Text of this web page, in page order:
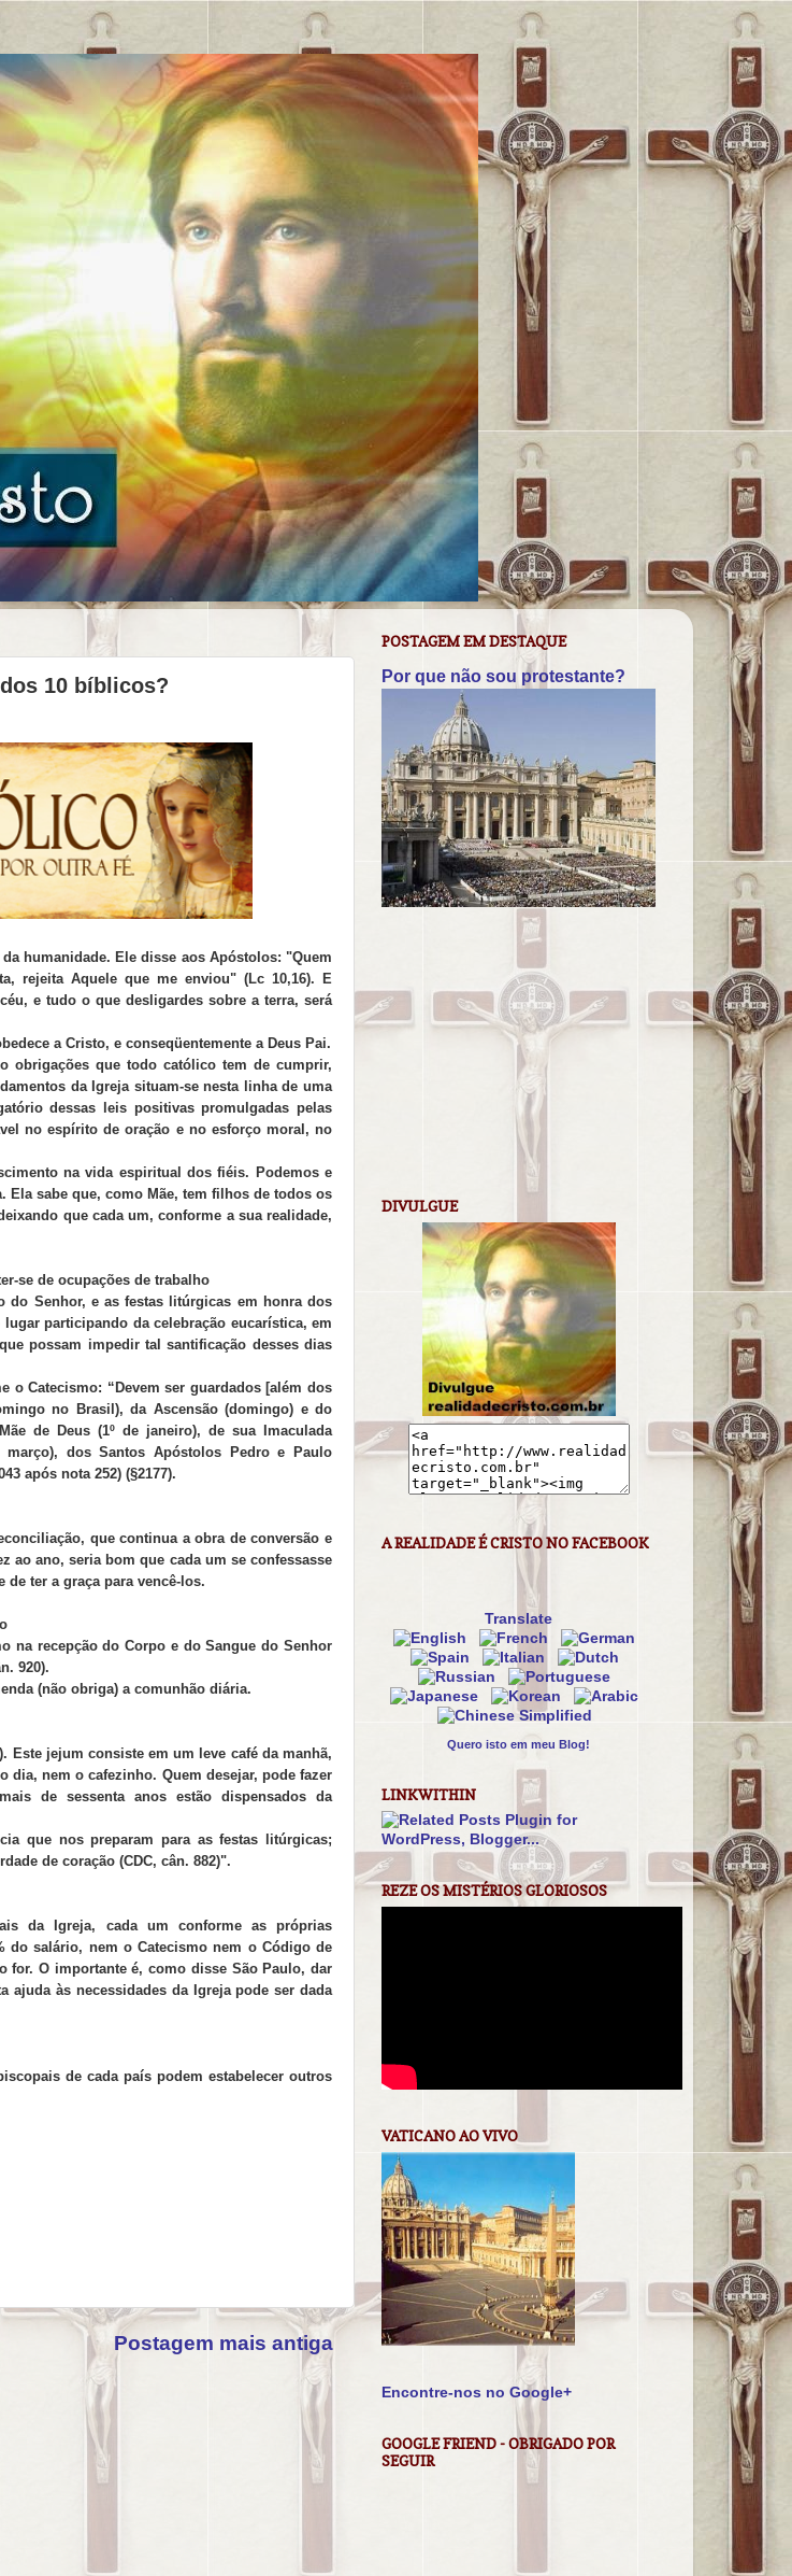
10 bíblicos?
humanidade. Ele disse aos Apóstolos: "Quem
rejeita Aquele que me enviou" (Lc 10,16). E
e tudo o que desligardes sobre a terra, será
a Cristo, e conseqüentemente a Deus Pai.
obrigações que todo católico tem de cumprir,
da Igreja situam-se nesta linha de uma
dessas leis positivas promulgadas pelas
no espírito de oração e no esforço moral, no
na vida espiritual dos fiéis. Podemos e
sabe que, como Mãe, tem filhos de todos os
que cada um, conforme a sua realidade,
se de ocupações de trabalho
do Senhor, e as festas litúrgicas em honra dos
participando da celebração eucarística, em
possam impedir tal santificação desses dias
o Catecismo: “Devem ser guardados [além dos
no Brasil), da Ascensão (domingo) e do
de Deus (1º de janeiro), de sua Imaculada
dos Santos Apóstolos Pedro e Paulo
após nota 252) (§2177).
que continua a obra de conversão e
ao ano, seria bom que cada um se confessasse
ter a graça para vencê-los.
na recepção do Corpo e do Sangue do Senhor
920).
(não obriga) a comunhão diária.
Este jejum consiste em um leve café da manhã,
dia, nem o cafezinho. Quem desejar, pode fazer
de sessenta anos estão dispensados da
que nos preparam para as festas litúrgicas;
de coração (CDC, cân. 882)".
da Igreja, cada um conforme as próprias
do salário, nem o Catecismo nem o Código de
for. O importante é, como disse São Paulo, dar
ajuda às necessidades da Igreja pode ser dada
de cada país podem estabelecer outros
Postagem mais antiga
POSTAGEM EM DESTAQUE
Por que não sou protestante?
DIVULGUE
A REALIDADE É CRISTO NO FACEBOOK
Translate
Quero isto em meu Blog!
LINKWITHIN
REZE OS MISTÉRIOS GLORIOSOS
VATICANO AO VIVO
Encontre-nos no Google+
GOOGLE FRIEND - OBRIGADO POR
SEGUIR